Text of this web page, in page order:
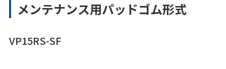
メンテナンス用パッドゴム形式
VP15RS-SF